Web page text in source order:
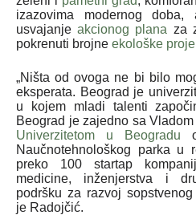
izazovima modernog
usvajanjeakcionog plana za
pokrenuti brojne ekološke
„Ništa od ovoga ne bi bilo
eksperata. Beograd je
u kojem mladi talenti
Beograd je zajedno sa
Univerzitetom u Beogradu
Naučnotehnološkog parka u
preko 100 startap
medicine, inženjerstva i
podršku za razvoj
je Radojčić.